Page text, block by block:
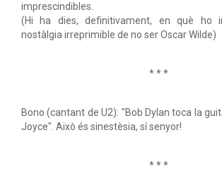
imprescindibles.
(Hi ha dies, definitivament, en què ho
nostàlgia irreprimible de no ser Oscar Wilde)
* * *
Bono (cantant de U2): "Bob Dylan toca la
Joyce". Això és sinestèsia, sí senyor!
* * *